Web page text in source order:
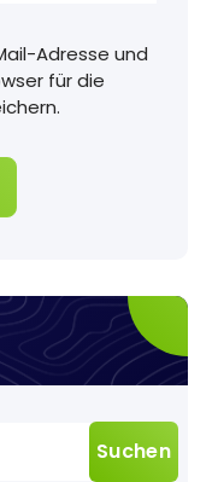
Adresse und
für die